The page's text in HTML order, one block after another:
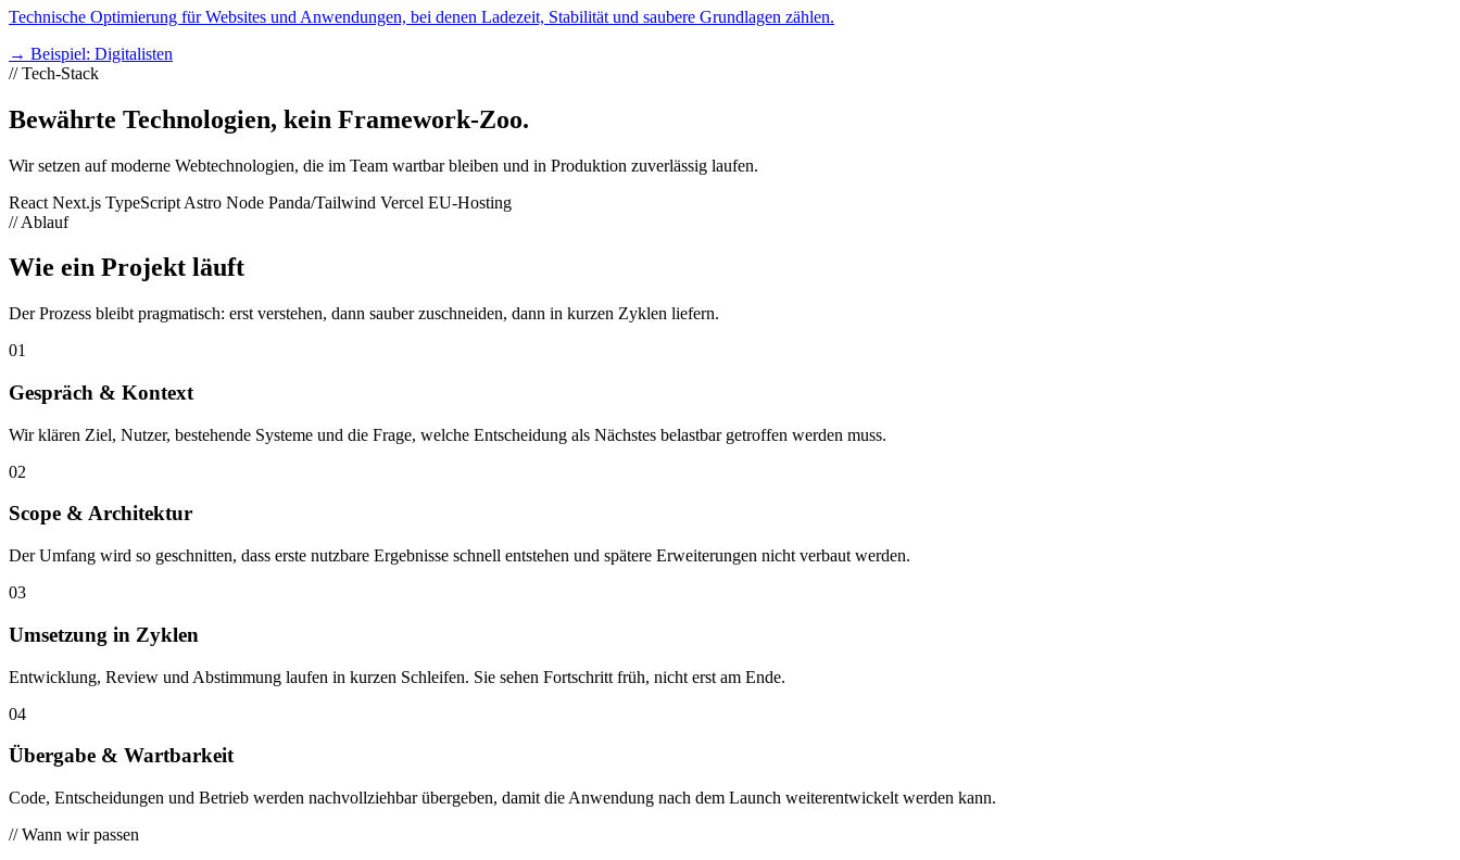
Technische Optimierung für Websites und Anwendungen, bei denen Ladezeit, Stabilität und saubere Grundlagen zählen.
→ Beispiel: Digitalisten
//Tech-Stack
Bewährte Technologien, kein Framework-Zoo.
Wir setzen auf moderne Webtechnologien, die im Team wartbar bleiben und in Produktion zuverlässig laufen.
React Next.js TypeScript Astro Node Panda/Tailwind Vercel EU-Hosting
//Ablauf
Wie ein Projekt läuft
Der Prozess bleibt pragmatisch: erst verstehen, dann sauber zuschneiden, dann in kurzen Zyklen liefern.
01
Gespräch & Kontext
Wir klären Ziel, Nutzer, bestehende Systeme und die Frage, welche Entscheidung als Nächstes belastbar getroffen werden muss.
02
Scope & Architektur
Der Umfang wird so geschnitten, dass erste nutzbare Ergebnisse schnell entstehen und spätere Erweiterungen nicht verbaut werden.
03
Umsetzung in Zyklen
Entwicklung, Review und Abstimmung laufen in kurzen Schleifen. Sie sehen Fortschritt früh, nicht erst am Ende.
04
Übergabe & Wartbarkeit
Code, Entscheidungen und Betrieb werden nachvollziehbar übergeben, damit die Anwendung nach dem Launch weiterentwickelt werden kann.
//Wann wir passen